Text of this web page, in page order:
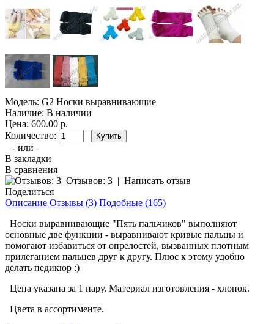
Модель: G2 Носки выравнивающие
Наличие: В наличии
Цена: 600.00 р.
Количество:
- или -
В закладки
В сравнения
Отзывов: 3 | Написать отзыв
Поделиться
Описание Отзывы (3) Подобные (165)
Носки выравнивающие "Пять пальчиков" выполняют
основные две функции - выравнивают кривые пальцы и
помогают избавиться от опрелостей, вызванных плотным
прилеганием пальцев друг к другу. Плюс к этому удобно
делать педикюр :)
Цена указана за 1 пару. Материал изготовления - хлопок.
Цвета в ассортименте.